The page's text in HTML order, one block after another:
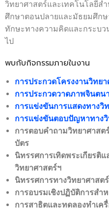
- - วิทยาศาสตร์ทั่วไป
- เทคโนโลยีบัณฑิต
ศูนย์บริการ
- ศูนย์เครื่องมือปฏิบัติการวิทยาศ
- ศูนย์สิ่งแวดล้อม
- ศูนย์ปัญญาประดิษฐ์เพื่อการศึกษ
สหกิจศึกษา
- ข่าวประชาสัมพันธ์
- กิจกรรม
วิทยาศาสตร์และเทคโนโลยีส
ศึกษาตอนปลายและมัธยมศึกษ
ทักษะทางความคิดและกระบ
ไป
พบกับกิจกรรมภายในงาน
การประกวดโครงงานวิทย
การประกวดวาดภาพจินตน
การแข่งขันการแสดงทางวิ
การแข่งขันตอบปัญหาทาง
การตอบคำถามวิทยาศาสต
บัตร
นิทรรศการเทิดพระเกียรติ
วิทยาศาสตร์ฯ
นิทรรศการทางวิทยาศาสต
การอบรมเชิงปฏิบัติการสำ
การสาธิตและทดลองทำเค